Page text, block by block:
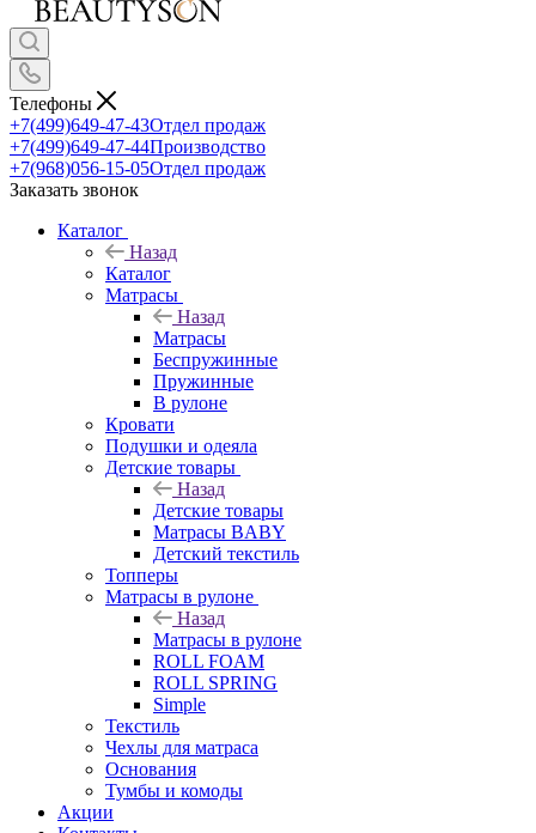
Телефоны
+7(499)649-47-43Отдел продаж
+7(499)649-47-44Производство
+7(968)056-15-05Отдел продаж
Заказать звонок
Каталог
Назад
Каталог
Матрасы
Назад
Матрасы
Беспружинные
Пружинные
В рулоне
Кровати
Подушки и одеяла
Детские товары
Назад
Детские товары
Матрасы BABY
Детский текстиль
Топперы
Матрасы в рулоне
Назад
Матрасы в рулоне
ROLL FOAM
ROLL SPRING
Simple
Текстиль
Чехлы для матраса
Основания
Тумбы и комоды
Акции